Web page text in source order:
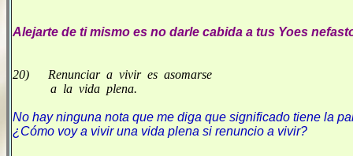
Alejarte de ti mismo es no darle cabida a tus Yoes
20) Renunciar a vivir es asomarse
a la vida plena.
No hay ninguna nota que me diga que significado tiene la
¿Cómo voy a vivir una vida plena si renuncio a vivir?